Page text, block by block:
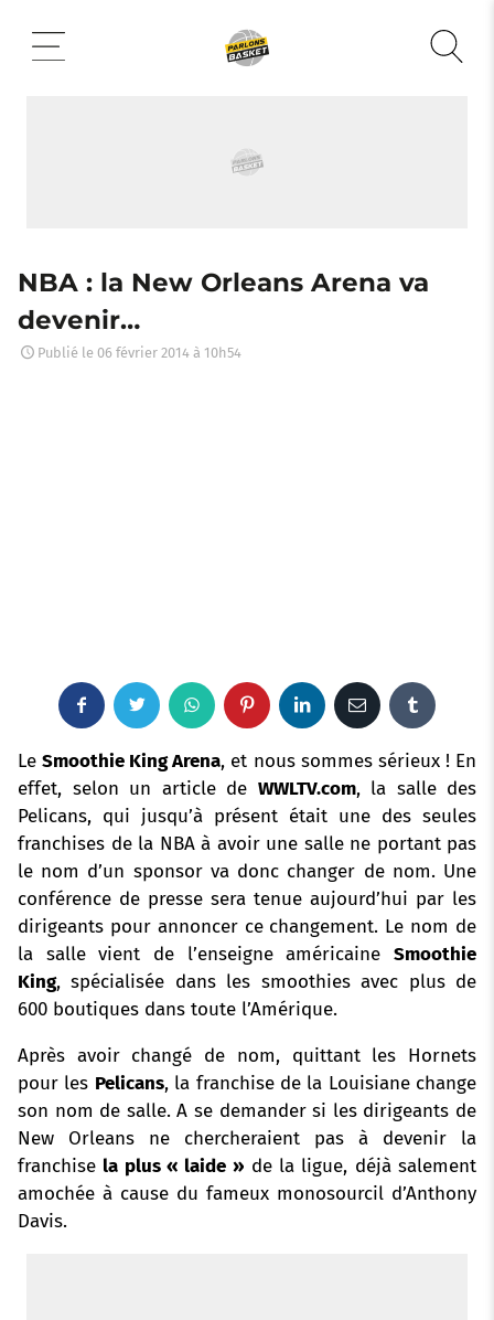
contenu
NBA : la New Orleans Arena va
devenir…
Publié le 06 février 2014 à 10h54
a
c
e
o
o
i
t
e
r
W
a
t
a
p
P
n
t
r
e
t
n
k
d
I
E
a
i
l
m
b
r
LeSmoothie King Arena, et nous sommes sérieux ! En
effet, selon un article de WWLTV.com, la salle des
Pelicans, qui jusqu’à présent était une des seules
franchises de la NBA à avoir une salle ne portant pas
le nom d’un sponsor va donc changer de nom. Une
conférence de presse sera tenue aujourd’hui par les
dirigeants pour annoncer ce changement. Le nom de
la salle vient de l’enseigne américaine Smoothie
King, spécialisée dans les smoothies avec plus de
600 boutiques dans toute l’Amérique.
Après avoir changé de nom, quittant les Hornets
pour les Pelicans, la franchise de la Louisiane change
son nom de salle. A se demander si les dirigeants de
New Orleans ne chercheraient pas à devenir la
franchise la plus « laide » de la ligue, déjà salement
amochée à cause du fameux monosourcil d’Anthony
Davis.